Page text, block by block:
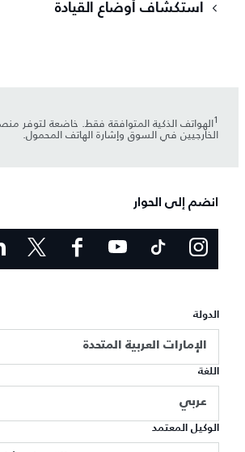
استكشاف أوضاع القيادة
1الهواتف الذكية المتوافقة فقط. خاضعة لتوفر
الخارجيين في السوق وإشارة الهاتف المحمول.
انضم إلى الحوار
الدولة
الإمارات العربية المتحدة
اللغة
عربي
الوكيل المعتمد